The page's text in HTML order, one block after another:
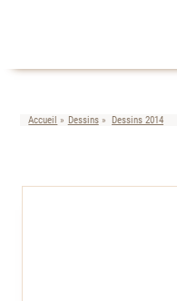
Accueil Dessins Dessins 2014